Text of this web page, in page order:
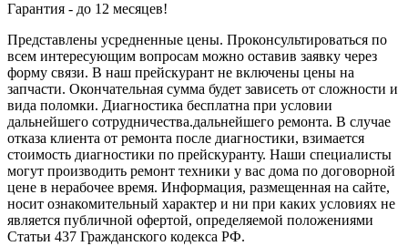
Гарантия - до 12 месяцев!
Представлены усредненные цены. Проконсультироваться по
всем интересующим вопросам можно оставив заявку через
форму связи. В наш прейскурант не включены цены на
запчасти. Окончательная сумма будет зависеть от сложности и
вида поломки. Диагностика бесплатна при условии
дальнейшего сотрудничества.дальнейшего ремонта. В случае
отказа клиента от ремонта после диагностики, взимается
стоимость диагностики по прейскуранту. Наши специалисты
могут производить ремонт техники у вас дома по договорной
цене в нерабочее время. Информация, размещенная на сайте,
носит ознакомительный характер и ни при каких условиях не
является публичной офертой, определяемой положениями
Статьи 437 Гражданского кодекса РФ.